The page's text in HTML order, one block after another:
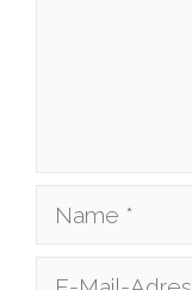
Name
E-